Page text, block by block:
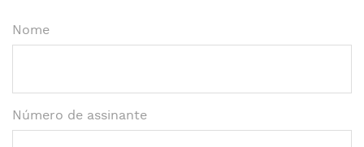
Nome
Número de assinante